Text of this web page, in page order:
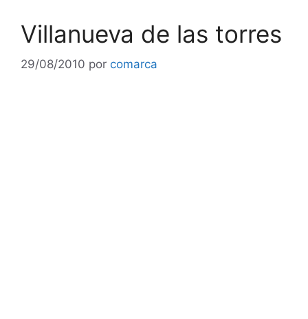
Villanueva de las torres
29/08/2010 por comarca